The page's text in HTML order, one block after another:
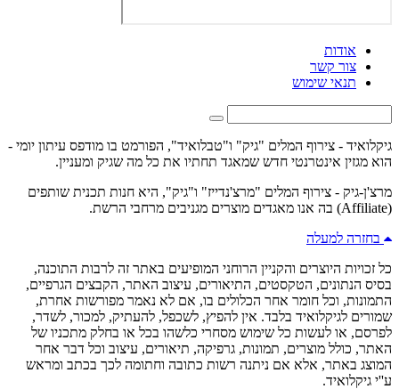
אודות
צור קשר
תנאי שימוש
גיקלואיד - צירוף המלים "גיק" ו"טבלואיד", הפורמט בו מודפס עיתון יומי -
הוא מגזין אינטרנטי חדש שמאגד תחתיו את כל מה שגיק ומעניין.
מרצ'ן-גיק - צירוף המלים "מרצ'נדייז" ו"גיק", היא חנות תכנית שותפים
(Affiliate) בה אנו מאגדים מוצרים מגניבים מרחבי הרשת.
בחזרה למעלה
כל זכויות היוצרים והקניין הרוחני המופיעים באתר זה לרבות התוכנה,
בסיס הנתונים, הטקסטים, התיאורים, עיצוב האתר, הקבצים הגרפיים,
התמונות, וכל חומר אחר הכלולים בו, אם לא נאמר מפורשות אחרת,
שמורים לגיקלואיד בלבד. אין להפיץ, לשכפל, להעתיק, למכור, לשדר,
לפרסם, או לעשות כל שימוש מסחרי כלשהו בכל או בחלק מתכניו של
האתר, כולל מוצרים, תמונות, גרפיקה, תיאורים, עיצוב וכל דבר אחר
המוצג באתר, אלא אם ניתנה רשות כתובה וחתומה לכך בכתב ומראש
ע''י גיקלואיד.